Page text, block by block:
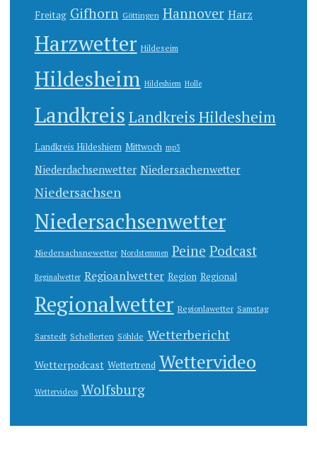
Freitag Gifhorn Göttingen Hannover Harz
Harzwetter Hildeseim
Hildesheim Hildeshiem Holle
Landkreis Landkreis Hildesheim
Landkreis Hildeshiem Mittwoch mp3
Niederdachsenwetter Niedersachenwetter
Niedersachsen
Niedersachsenwetter
Niedersachsnewetter Nordstemmen Peine Podcast
Reginalwetter Regioanlwetter Region Regional
Regionalwetter Regionlawetter Samstag
Sarstedt Schellerten Söhlde Wetterbericht
Wetterpodcast Wettertrend Wettervideo
Wettervideos Wolfsburg